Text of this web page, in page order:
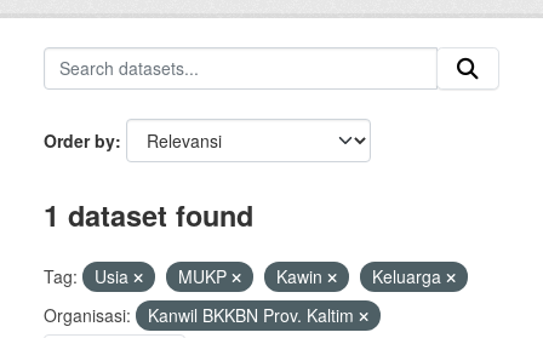
Order by
1 dataset found
Tag: Usia MUKP Kawin
Keluarga
Organisasi:
Kanwil BKKBN Prov. Kaltim